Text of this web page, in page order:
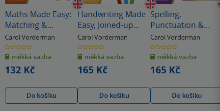
Maths Made Easy:
Matching &
Sorting, Ages 3-5
(Preschool)
Carol Vorderman
0.0
z
5
hvězdiček
měkká vazba
132 Kč
Do košíku
Handwriting Made
Easy, Joined-up
Writing, Ages 5-7
(Key Stage 1)
Carol Vorderman
0.0
z
5
hvězdiček
měkká vazba
165 Kč
Do košíku
Spelling,
Punctuation &
Grammar Made
Easy, Ages 5-7 (Key
Stage 1)
Carol Vorderman
0.0
z
5
hvězdiček
měkká vazba
165 Kč
Do košíku